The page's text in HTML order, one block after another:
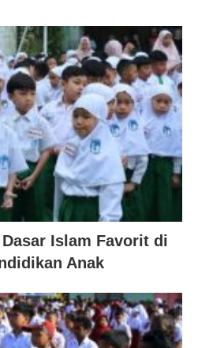
Islam Favorit di
Anak